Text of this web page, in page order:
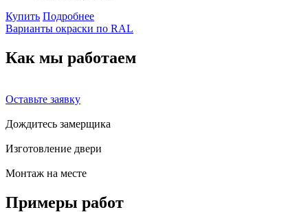
Купить Подробнее
Варианты окраски по RAL
Как мы работаем
Оставьте заявку
Дождитесь замерщика
Изготовление двери
Монтаж на месте
Примеры работ